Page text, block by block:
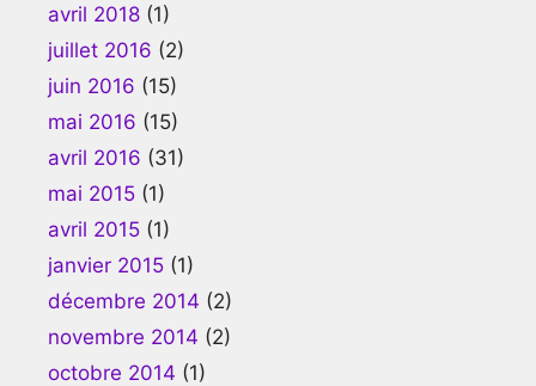
avril 2018 (1)
juillet 2016 (2)
juin 2016 (15)
mai 2016 (15)
avril 2016 (31)
mai 2015 (1)
avril 2015 (1)
janvier 2015 (1)
décembre 2014 (2)
novembre 2014 (2)
octobre 2014 (1)